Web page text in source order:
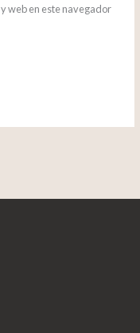
web en este navegador